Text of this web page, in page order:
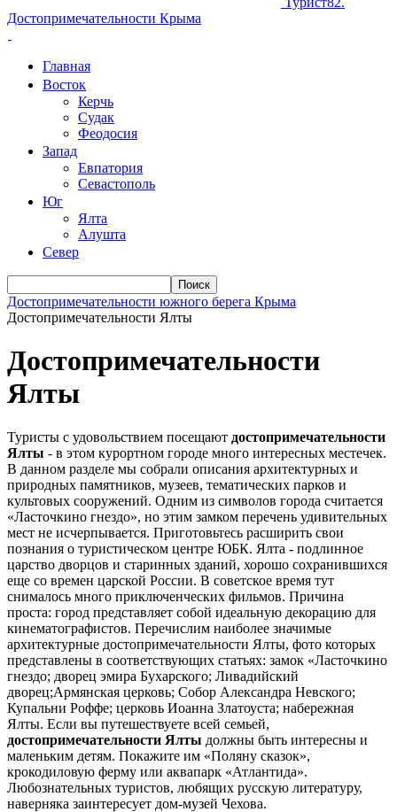
Достопримечательности Крыма
Главная
Восток
Керчь
Судак
Феодосия
Запад
Евпатория
Севастополь
Юг
Ялта
Алушта
Север
Достопримечательности южного берега Крыма
Достопримечательности Ялты
Достопримечательности
Ялты
Туристы с удовольствием посещают достопримечательности
Ялты - в этом курортном городе много интересных местечек.
В данном разделе мы собрали описания архитектурных и
природных памятников, музеев, тематических парков и
культовых сооружений. Одним из символов города считается
«Ласточкино гнездо», но этим замком перечень удивительных
мест не исчерпывается. Приготовьтесь расширить свои
познания о туристическом центре ЮБК. Ялта - подлинное
царство дворцов и старинных зданий, хорошо сохранившихся
еще со времен царской России. В советское время тут
снималось много приключенческих фильмов. Причина
проста: город представляет собой идеальную декорацию для
кинематографистов. Перечислим наиболее значимые
архитектурные достопримечательности Ялты, фото которых
представлены в соответствующих статьях: замок «Ласточкино
гнездо; дворец эмира Бухарского; Ливадийский
дворец;Армянская церковь; Собор Александра Невского;
Купальни Роффе; церковь Иоанна Златоуста; набережная
Ялты. Если вы путешествуете всей семьей,
достопримечательности Ялты должны быть интересны и
маленьким детям. Покажите им «Поляну сказок»,
крокодиловую ферму или аквапарк «Атлантида».
Любознательных туристов, любящих русскую литературу,
наверняка заинтересует дом-музей Чехова.